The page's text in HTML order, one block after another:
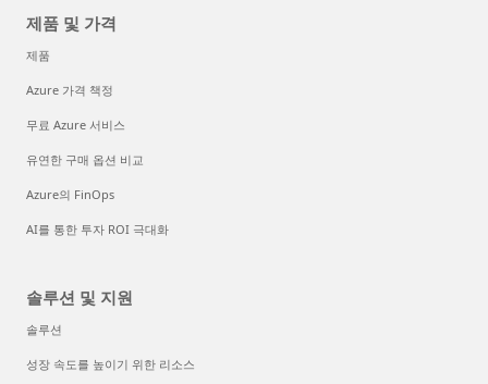
제품 및 가격
제품
Azure 가격 책정
무료 Azure 서비스
유연한 구매 옵션 비교
Azure의 FinOps
AI를 통한 투자 ROI 극대화
솔루션 및 지원
솔루션
성장 속도를 높이기 위한 리소스